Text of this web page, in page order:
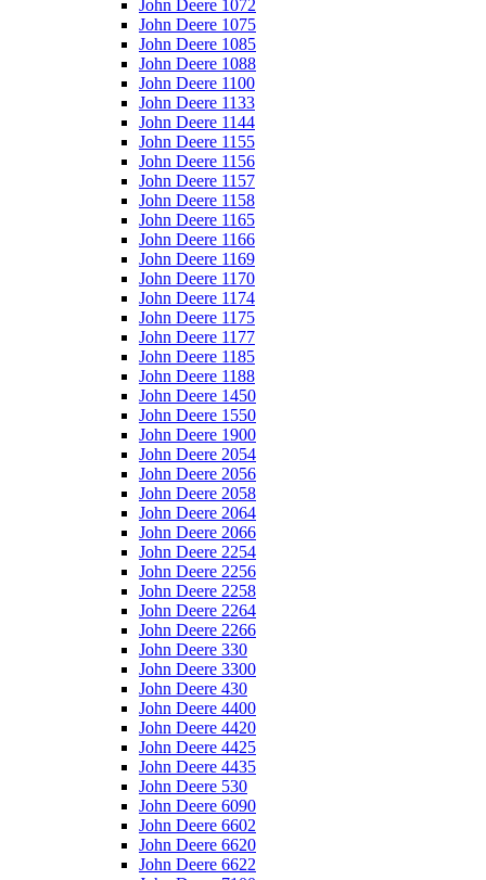
John Deere 1072
John Deere 1075
John Deere 1085
John Deere 1088
John Deere 1100
John Deere 1133
John Deere 1144
John Deere 1155
John Deere 1156
John Deere 1157
John Deere 1158
John Deere 1165
John Deere 1166
John Deere 1169
John Deere 1170
John Deere 1174
John Deere 1175
John Deere 1177
John Deere 1185
John Deere 1188
John Deere 1450
John Deere 1550
John Deere 1900
John Deere 2054
John Deere 2056
John Deere 2058
John Deere 2064
John Deere 2066
John Deere 2254
John Deere 2256
John Deere 2258
John Deere 2264
John Deere 2266
John Deere 330
John Deere 3300
John Deere 430
John Deere 4400
John Deere 4420
John Deere 4425
John Deere 4435
John Deere 530
John Deere 6090
John Deere 6602
John Deere 6620
John Deere 6622